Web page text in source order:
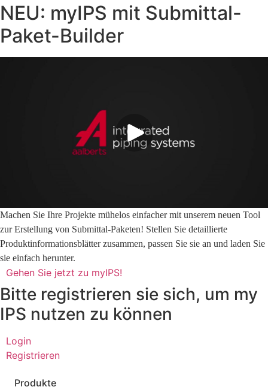
NEU: myIPS mit Submittal-
Paket-Builder
Machen Sie Ihre Projekte mühelos einfacher mit unserem neuen Tool
zur Erstellung von Submittal-Paketen! Stellen Sie detaillierte
Produktinformationsblätter zusammen, passen Sie sie an und laden Sie
sie einfach herunter.
Gehen Sie jetzt zu myIPS!
Bitte registrieren sie sich, um my
IPS nutzen zu können
Login
Registrieren
Produkte